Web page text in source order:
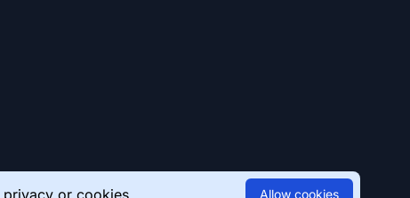
privacy or cookies Allow cookies